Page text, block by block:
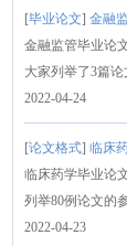
[毕业论文]金融
金融监管毕业论
大家列举了3篇
2022-04-24
[论文格式]临床
临床药学毕业论
列举80例论文的
2022-04-23